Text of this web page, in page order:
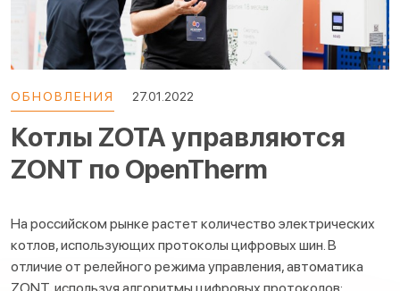
ОБНОВЛЕНИЯ 27.01.2022
Котлы ZOTA управляются
ZONT по OpenTherm
На российском рынке растет количество электрических
котлов, использующих протоколы цифровых шин. В
отличие от релейного режима управления, автоматика